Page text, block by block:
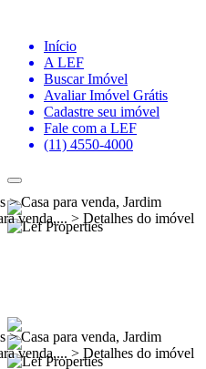
Início
A LEF
Buscar Imóvel
Avaliar Imóvel Grátis
Cadastre seu imóvel
Fale com a LEF
(11) 4550-4000
>Casa para venda, Jardim
venda,... > Detalhes do imóvel
>Casa para venda, Jardim
venda,... > Detalhes do imóvel